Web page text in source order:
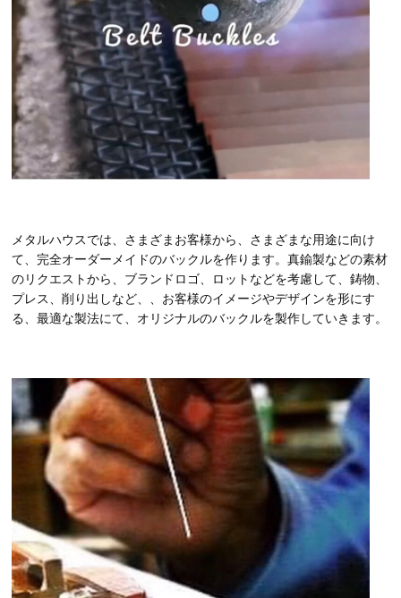
メタルハウスでは、さまざまお客様から、さまざまな用途に向け
て、完全オーダーメイドのバックルを作ります。真鍮製などの素材
のリクエストから、ブランドロゴ、ロットなどを考慮して、鋳物、
プレス、削り出しなど、、お客様のイメージやデザインを形にす
る、最適な製法にて、オリジナルのバックルを製作していきます。